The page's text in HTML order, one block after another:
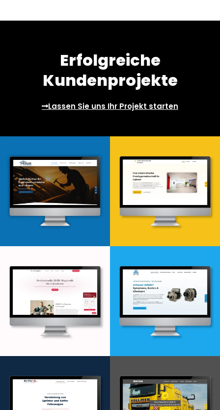
Erfolgreiche
Kundenprojekte
Lassen Sie uns Ihr Projekt starten
Webdesign & -entwicklung Webdesign & -entwicklung
Webdesign & -entwicklung Webdesign & -entwicklung